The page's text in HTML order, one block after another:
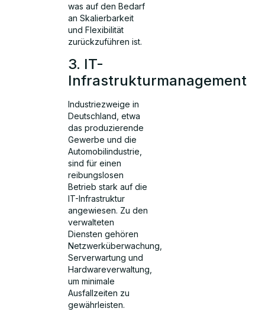
was auf den Bedarf
an Skalierbarkeit
und Flexibilität
zurückzuführen ist.
3. IT-
Infrastrukturmanagement
Industriezweige in
Deutschland, etwa
das produzierende
Gewerbe und die
Automobilindustrie,
sind für einen
reibungslosen
Betrieb stark auf die
IT-Infrastruktur
angewiesen. Zu den
verwalteten
Diensten gehören
Netzwerküberwachung,
Serverwartung und
Hardwareverwaltung,
um minimale
Ausfallzeiten zu
gewährleisten.